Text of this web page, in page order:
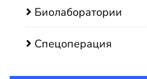
Биолаборатории
Спецоперация